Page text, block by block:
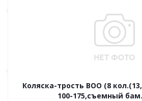
Коляска-трость BOO (8
100-175,съемный